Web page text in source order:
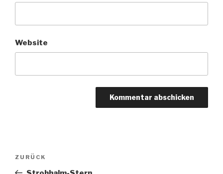
Website
Beitragsnavigation
Vorheriger
Beitrag
ZURÜCK